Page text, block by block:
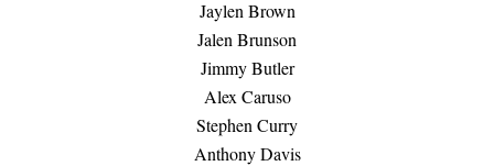
Jaylen Brown
Jalen Brunson
Jimmy Butler
Alex Caruso
Stephen Curry
Anthony Davis